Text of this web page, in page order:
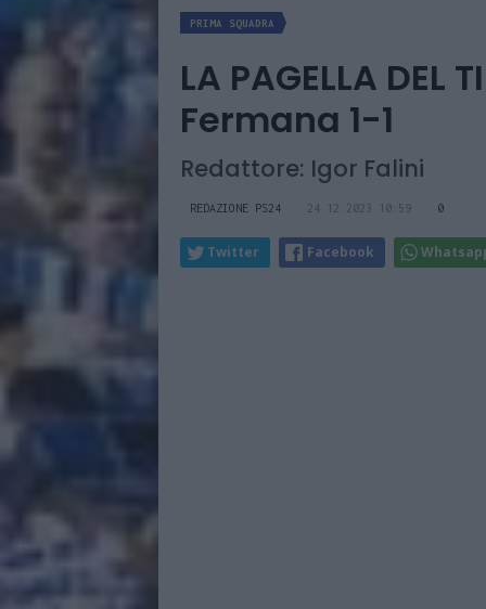
PRIMA SQUADRA
LA PAGELLA DEL
Fermana 1-1
Redattore: Igor Falini
REDAZIONE PS24 24.12.2023 10:59 0
Twitter Facebook